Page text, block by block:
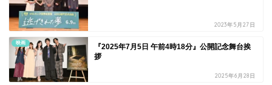
2023年5月27日
映画
『2025年7月5日 午前4時18分』公開記念舞台挨
拶
2025年6月28日